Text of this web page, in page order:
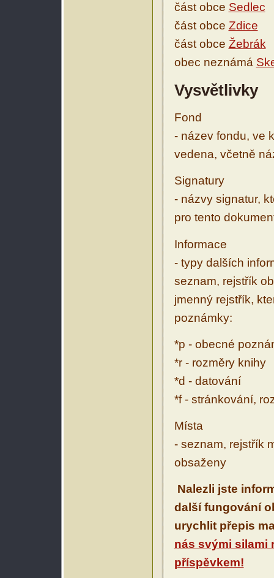
část obce Sedlec
část obce Zdice
část obce Žebrák
obec neznámá
Vysvětlivky
Fond
- název fondu, ve
vedena, včetně
Signatury
- názvy signatur,
pro tento
Informace
- typy dalších
seznam, rejstřík
jmenný rejstřík,
poznámky:
*p - obecné
*r - rozměry knihy
*d - datování
*f - stránkování,
Místa
- seznam, rejstřík
obsaženy
Nalezli jste
další fungování
urychlit přepis
nás svými silami
příspěvkem!